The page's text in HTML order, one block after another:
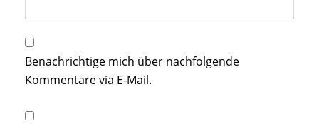
Benachrichtige mich über nachfolgende
Kommentare via E-Mail.